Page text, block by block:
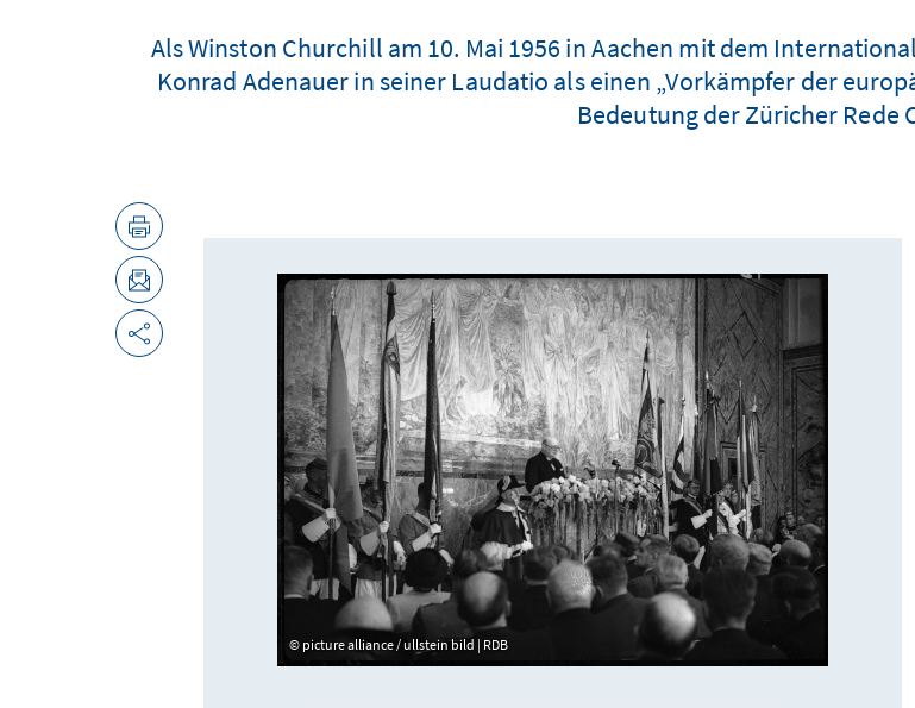
Als Winston Churchill am 10. Mai 1956 in Aachen mit dem
Konrad Adenauer in seiner Laudatio als einen „Vorkämpfer der
Bedeutung der Züricher Rede
picture alliance / ullstein bild | RDB